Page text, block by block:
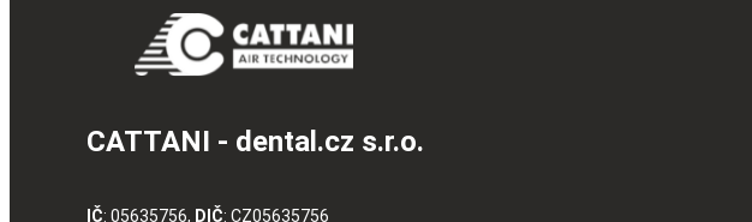
CATTANI - dental.cz s.r.o.
IČ: 05635756, DIČ: CZ05635756